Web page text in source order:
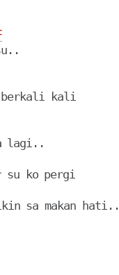
kali
lagi..
ko pergi
sa makan hati..